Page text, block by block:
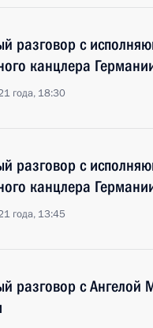
разговор с
канцлера
года, 18:30
разговор с
канцлера
года, 13:45
разговор с Ангелой